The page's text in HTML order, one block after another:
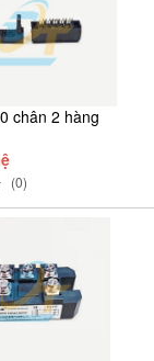
chân 2 hàng
(0)